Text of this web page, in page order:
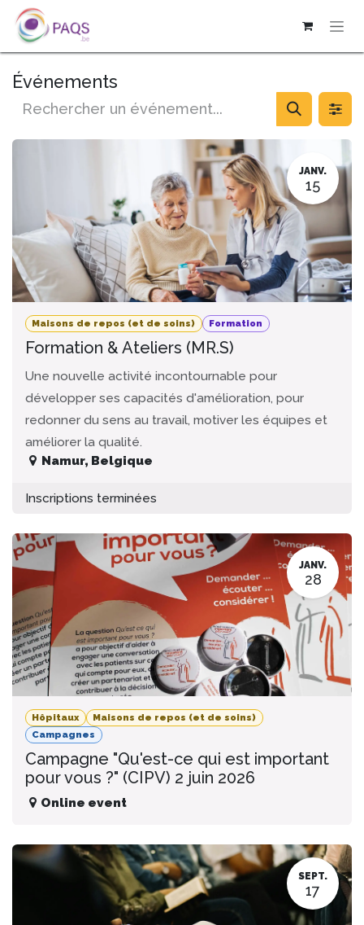
SE RENDRE AU CONTENU
Événements
JANV.
15
Maisons de repos (et de soins) Formation
Formation & Ateliers (MR.S)
Une nouvelle activité incontournable pour
développer ses capacités d'amélioration, pour
redonner du sens au travail, motiver les équipes et
améliorer la qualité.
Namur, Belgique
Inscriptions terminées
JANV.
28
Hôpitaux
Maisons de repos (et de soins)
Campagnes
Campagne "Qu'est-ce qui est important
pour vous ?" (CIPV) 2 juin 2026
Online event
SEPT.
17